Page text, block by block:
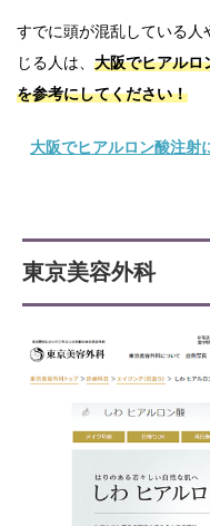
すでに頭が混乱している
じる人は、 大阪でヒアルロ
を参考にしてください！
大阪でヒアルロン酸注射
東京美容外科